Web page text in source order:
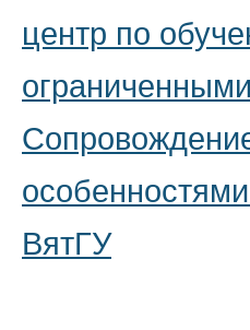
центр по
ВятГУ